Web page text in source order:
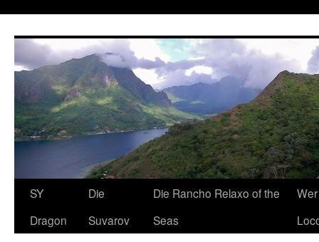
SY
Dragon
Die
Suvarov
Die Rancho Relaxo of the
Seas